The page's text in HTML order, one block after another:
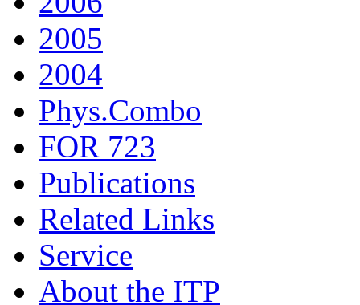
2005
2004
Phys.Combo
FOR 723
Publications
Related Links
Service
About the ITP